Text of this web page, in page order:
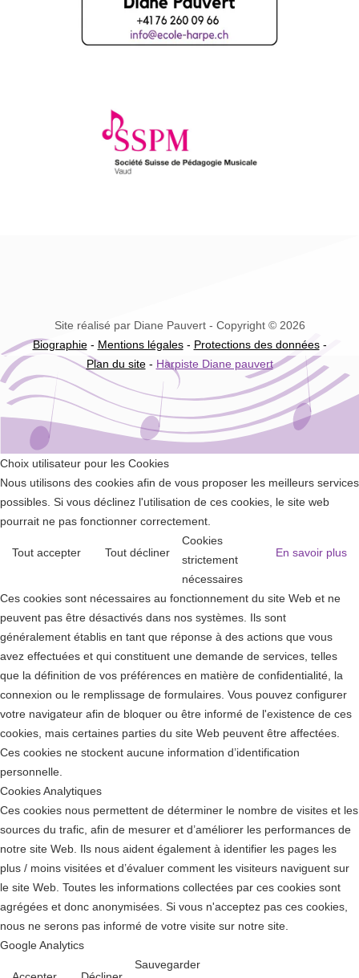
Site réalisé par Diane Pauvert - Copyright © 2026
Biographie- Mentions légales- Protections des données-
Plan du site- Harpiste Diane pauvert
Choix utilisateur pour les Cookies
Nous utilisons des cookies afin de vous proposer les meilleurs services
possibles. Si vous déclinez l'utilisation de ces cookies, le site web
pourrait ne pas fonctionner correctement.
Tout accepter Tout décliner En savoir plus
Cookies
strictement
nécessaires
Ces cookies sont nécessaires au fonctionnement du site Web et ne
peuvent pas être désactivés dans nos systèmes. Ils sont
généralement établis en tant que réponse à des actions que vous
avez effectuées et qui constituent une demande de services, telles
que la définition de vos préférences en matière de confidentialité, la
connexion ou le remplissage de formulaires. Vous pouvez configurer
votre navigateur afin de bloquer ou être informé de l'existence de ces
cookies, mais certaines parties du site Web peuvent être affectées.
Ces cookies ne stockent aucune information d’identification
personnelle.
Cookies Analytiques
Ces cookies nous permettent de déterminer le nombre de visites et les
sources du trafic, afin de mesurer et d’améliorer les performances de
notre site Web. Ils nous aident également à identifier les pages les
plus / moins visitées et d’évaluer comment les visiteurs naviguent sur
le site Web. Toutes les informations collectées par ces cookies sont
agrégées et donc anonymisées. Si vous n'acceptez pas ces cookies,
nous ne serons pas informé de votre visite sur notre site.
Google Analytics
Sauvegarder